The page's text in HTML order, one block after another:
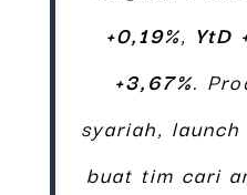
+0,19%, YtD
+3,67%.
syariah,
buat tim cari